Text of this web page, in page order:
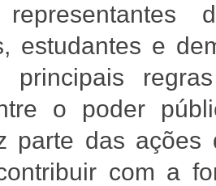
estudantes e
principais
o poder
parte das
com a